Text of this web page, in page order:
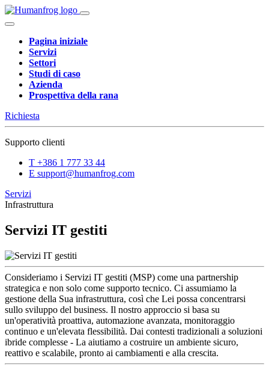
Pagina iniziale
Servizi
Settori
Studi di caso
Azienda
Prospettiva della rana
Richiesta
Supporto clienti
T +386 1 777 33 44
E support@humanfrog.com
Servizi
Infrastruttura
Servizi IT gestiti
Consideriamo i Servizi IT gestiti (MSP) come una partnership
strategica e non solo come supporto tecnico. Ci assumiamo la
gestione della Sua infrastruttura, così che Lei possa concentrarsi
sullo sviluppo del business. Il nostro approccio si basa su
un'operatività proattiva, automazione avanzata, monitoraggio
continuo e un'elevata flessibilità. Dai contesti tradizionali a soluzioni
ibride complesse - La aiutiamo a costruire un ambiente sicuro,
reattivo e scalabile, pronto ai cambiamenti e alla crescita.